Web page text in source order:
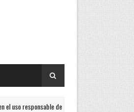
de la Inteligencia Artificial